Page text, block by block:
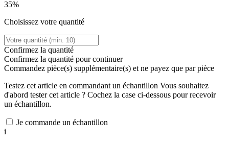
35%
Choisissez votre quantité
Confirmez la quantité
Confirmez la quantité pour continuer
Commandez pièce(s) supplémentaire(s) et ne payez que par pièce
Testez cet article en commandant un échantillon Vous souhaitez
d'abord tester cet article ? Cochez la case ci-dessous pour recevoir
un échantillon.
Je commande un échantillon
i